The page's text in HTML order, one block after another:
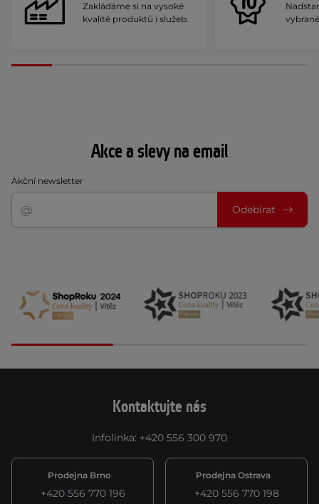
Zakládáme si na vysoké
kvalitě produktů i služeb.
Akce a slevy na email
Akční newsletter
Odebírat
Kontaktujte nás
Infolinka: +420 556 300 970
Prodejna Brno
+420 556 770 196
Prodejna Ostrava
+420 556 770 198